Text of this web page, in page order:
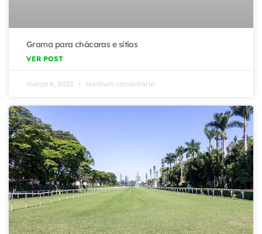
Grama para chácaras e sítios
VER POST
março 6, 2025 Nenhum comentário